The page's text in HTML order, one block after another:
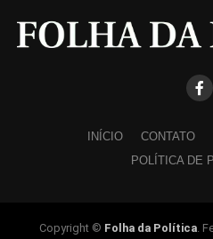
INÍCIO CONTATO
POLÍTICA DE
Copyright © Folha da Política.